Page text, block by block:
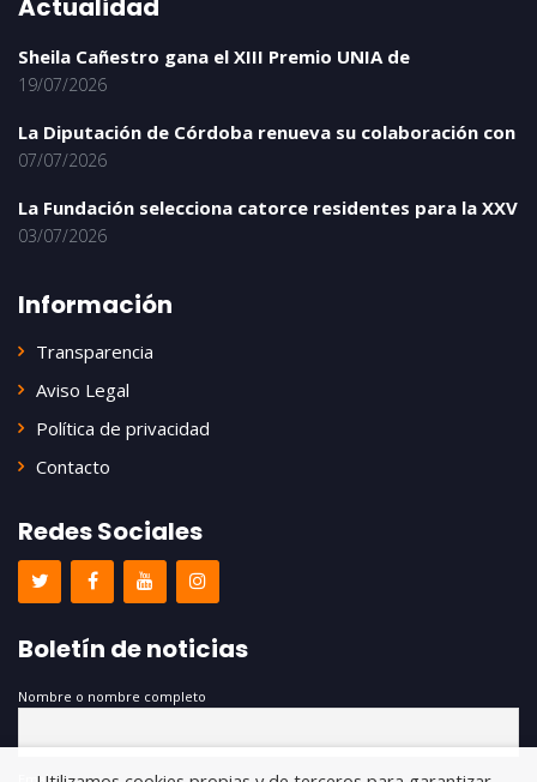
Actualidad
Sheila Cañestro gana el XIII Premio UNIA de
19/07/2026
La Diputación de Córdoba renueva su colaboración con
07/07/2026
La Fundación selecciona catorce residentes para la XXV
03/07/2026
Información
Transparencia
Aviso Legal
Política de privacidad
Contacto
Redes Sociales
Boletín de noticias
Nombre o nombre completo